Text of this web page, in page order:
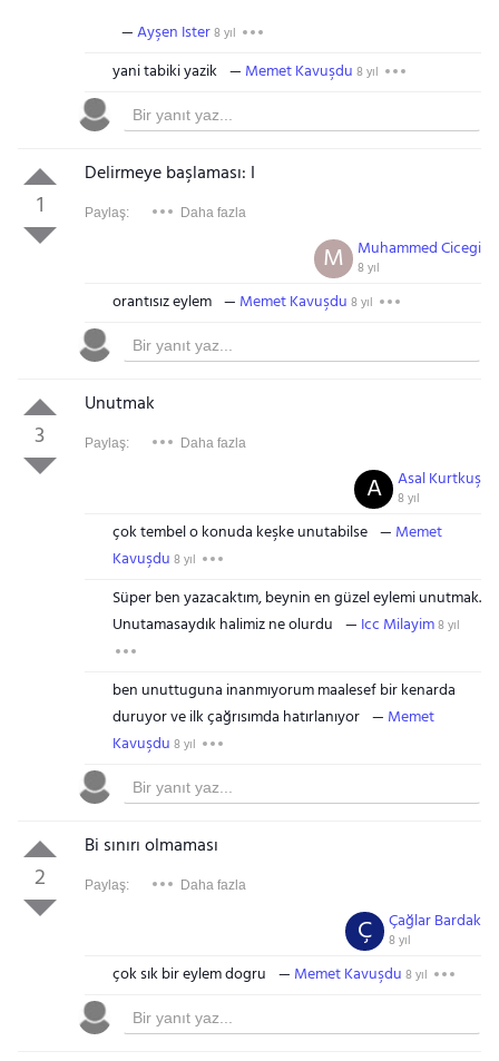
Ayşen Ister8 yıl
yani tabiki yazik Memet Kavuşdu 8 yıl
1
Delirmeye başlaması: I
Paylaş: Daha fazla
Muhammed Cicegi
8 yıl
M
orantısız eylem Memet Kavuşdu 8 yıl
3
Unutmak
Paylaş: Daha fazla
Asal Kurtkuş
8 yıl
A
çok tembel o konuda keşke unutabilse
Memet
Kavuşdu 8 yıl
Süper ben yazacaktım, beynin en güzel eylemi unutmak.
Unutamasaydık halimiz ne olurdu
Icc Milayim8 yıl
ben unuttuguna inanmıyorum maalesef bir kenarda
duruyor ve ilk çağrısımda hatırlanıyor
Memet
Kavuşdu 8 yıl
2
Bi sınırı olmaması
Paylaş: Daha fazla
Çağlar Bardak
8 yıl
Ç
çok sık bir eylem dogru Memet Kavuşdu 8 yıl